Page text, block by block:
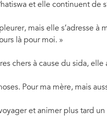
et elle continuent de
mais elle s’adresse à
là pour moi. »
chers à cause du sida,
Pour ma mère, mais
et animer plus tard un